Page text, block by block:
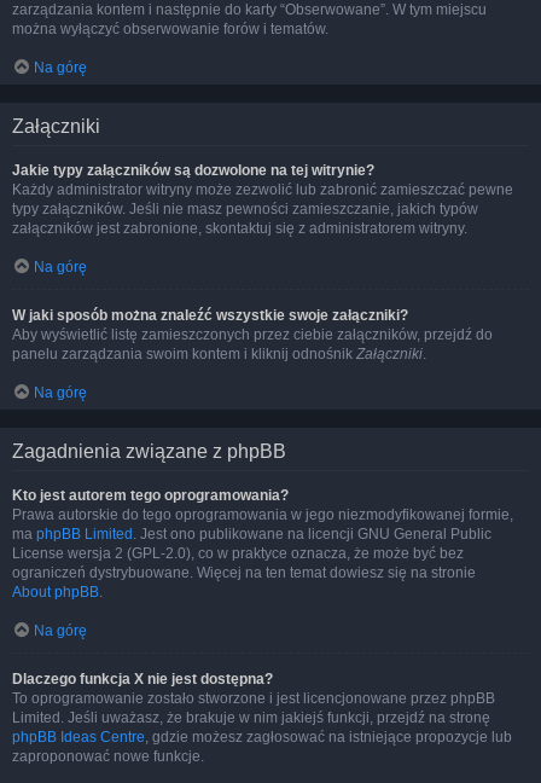
zarządzania kontem i następnie do karty “Obserwowane”. W tym miejscu
można wyłączyć obserwowanie forów i tematów.
Na górę
Załączniki
Jakie typy załączników są dozwolone na tej witrynie?
Każdy administrator witryny może zezwolić lub zabronić zamieszczać pewne
typy załączników. Jeśli nie masz pewności zamieszczanie, jakich typów
załączników jest zabronione, skontaktuj się z administratorem witryny.
Na górę
W jaki sposób można znaleźć wszystkie swoje załączniki?
Aby wyświetlić listę zamieszczonych przez ciebie załączników, przejdź do
panelu zarządzania swoim kontem i kliknij odnośnik Załączniki.
Na górę
Zagadnienia związane z phpBB
Kto jest autorem tego oprogramowania?
Prawa autorskie do tego oprogramowania w jego niezmodyfikowanej formie,
ma phpBB Limited . Jest ono publikowane na licencji GNU General Public
License wersja 2 (GPL-2.0), co w praktyce oznacza, że może być bez
ograniczeń dystrybuowane. Więcej na ten temat dowiesz się na stronie
About phpBB.
Na górę
Dlaczego funkcja X nie jest dostępna?
To oprogramowanie zostało stworzone i jest licencjonowane przez phpBB
Limited. Jeśli uważasz, że brakuje w nim jakiejś funkcji, przejdź na stronę
phpBB Ideas Centre, gdzie możesz zagłosować na istniejące propozycje lub
zaproponować nowe funkcje.